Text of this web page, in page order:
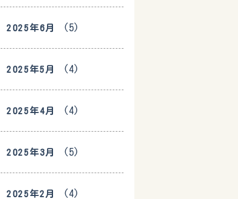
2025年6月 (5)
2025年5月 (4)
2025年4月 (4)
2025年3月 (5)
2025年2月 (4)